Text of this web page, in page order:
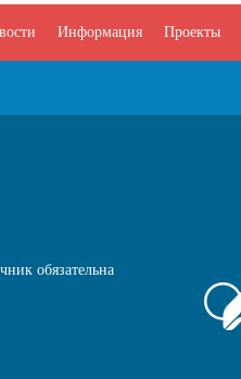
Информация Проекты
обязательна